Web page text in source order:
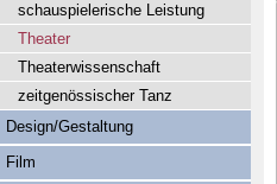
schauspielerische Leistung
Theater
Theaterwissenschaft
zeitgenössischer Tanz
Design/Gestaltung
Film